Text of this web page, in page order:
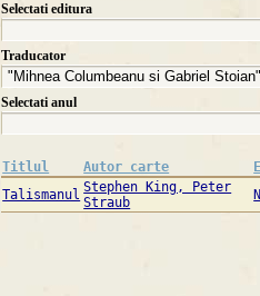
Selectati editura
Traducator
Selectati anul
Titlul Autor carte
Talismanul Stephen King, Peter
Straub